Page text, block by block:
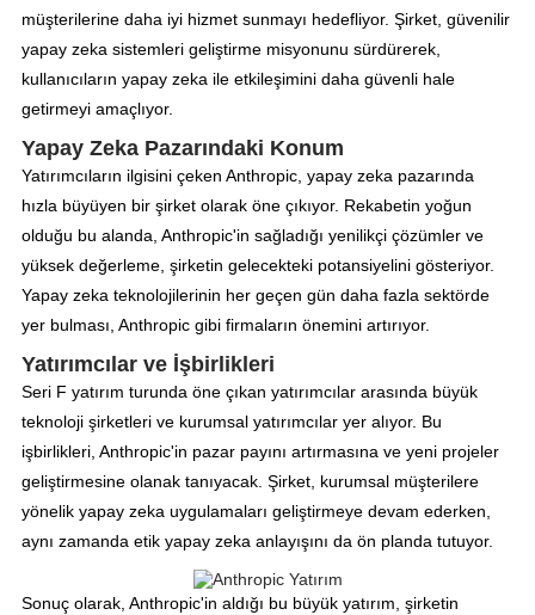
müşterilerine daha iyi hizmet sunmayı hedefliyor. Şirket, güvenilir
yapay zeka sistemleri geliştirme misyonunu sürdürerek,
kullanıcıların yapay zeka ile etkileşimini daha güvenli hale
getirmeyi amaçlıyor.
Yapay Zeka Pazarındaki Konum
Yatırımcıların ilgisini çeken Anthropic, yapay zeka pazarında
hızla büyüyen bir şirket olarak öne çıkıyor. Rekabetin yoğun
olduğu bu alanda, Anthropic'in sağladığı yenilikçi çözümler ve
yüksek değerleme, şirketin gelecekteki potansiyelini gösteriyor.
Yapay zeka teknolojilerinin her geçen gün daha fazla sektörde
yer bulması, Anthropic gibi firmaların önemini artırıyor.
Yatırımcılar ve İşbirlikleri
Seri F yatırım turunda öne çıkan yatırımcılar arasında büyük
teknoloji şirketleri ve kurumsal yatırımcılar yer alıyor. Bu
işbirlikleri, Anthropic'in pazar payını artırmasına ve yeni projeler
geliştirmesine olanak tanıyacak. Şirket, kurumsal müşterilere
yönelik yapay zeka uygulamaları geliştirmeye devam ederken,
aynı zamanda etik yapay zeka anlayışını da ön planda tutuyor.
Sonuç olarak, Anthropic'in aldığı bu büyük yatırım, şirketin